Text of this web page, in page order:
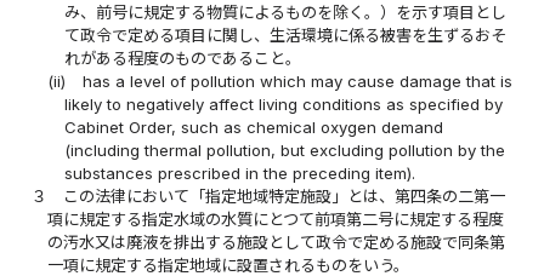
み、前号に規定する物質によるものを除く。）を示す項目とし
て政令で定める項目に関し、生活環境に係る被害を生ずるおそ
れがある程度のものであること。
(ii)
has a level of pollution which may cause damage that is
likely to negatively affect living conditions as specified by
Cabinet Order, such as chemical oxygen demand
(including thermal pollution, but excluding pollution by the
substances prescribed in the preceding item).
３
この法律において「指定地域特定施設」とは、第四条の二第一
項に規定する指定水域の水質にとつて前項第二号に規定する程度
の汚水又は廃液を排出する施設として政令で定める施設で同条第
一項に規定する指定地域に設置されるものをいう。